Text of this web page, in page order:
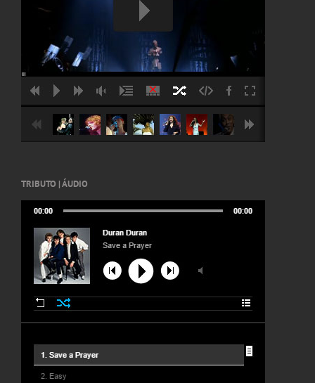
TRIBUTO | ÁUDIO